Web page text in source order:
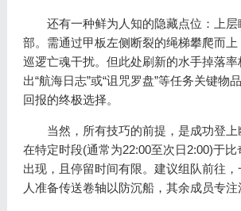
还有一种鲜为人知的隐藏点位：上层
部。需通过甲板左侧断裂的绳梯攀爬而
巡逻亡魂干扰。但此处刷新的水手掉落
出“航海日志”或“诅咒罗盘”等任务关键物
回报的终极选择。
当然，所有技巧的前提，是成功登上
在特定时段(通常为22:00至次日2:00)于
出现，且停留时间有限。建议组队前往
人准备传送卷轴以防沉船，其余成员专注